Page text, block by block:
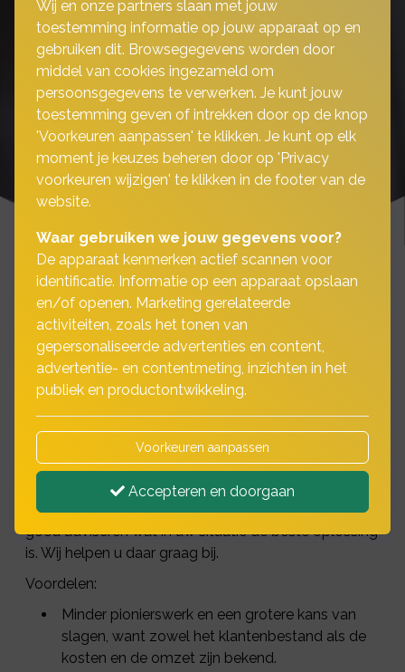
Wilt u een bedrijf overnemen? Een mooie
kans om als ondernemer aan de slag te gaan,
groei van uw bedrijf te realiseren of uw
marktpositie te vergroten.
De meeste ondernemers willen het liefst een eigen
bedrijf starten. Maar soms is het slim om een
bestaand bedrijf over te nemen. Laat u daarom
goed adviseren wat in uw situatie de beste oplossing
is. Wij helpen u daar graag bij.
Voordelen:
Minder pionierswerk en een grotere kans van
slagen, want zowel het klantenbestand als de
kosten en de omzet zijn bekend.
Wij en onze partners slaan met jouw
toestemming informatie op jouw apparaat op en
gebruiken dit. Browsegegevens worden door
middel van cookies ingezameld om
persoonsgegevens te verwerken. Je kunt jouw
toestemming geven of intrekken door op de knop
'Voorkeuren aanpassen' te klikken. Je kunt op elk
moment je keuzes beheren door op 'Privacy
voorkeuren wijzigen' te klikken in de footer van de
website.
Waar gebruiken we jouw gegevens voor?
De apparaat kenmerken actief scannen voor
identificatie. Informatie op een apparaat opslaan
en/of openen. Marketing gerelateerde
activiteiten, zoals het tonen van
gepersonaliseerde advertenties en content,
advertentie- en contentmeting, inzichten in het
publiek en productontwikkeling.
Voorkeuren aanpassen
Accepteren en doorgaan